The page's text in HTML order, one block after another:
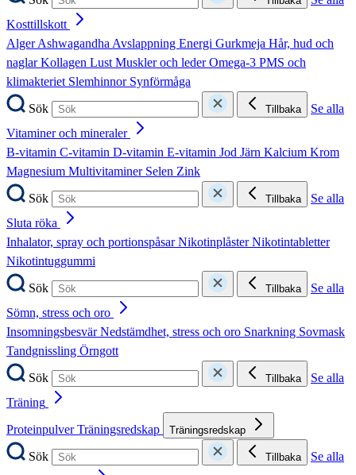
Kosttillskott
AlgerAshwagandhaAvslappning Energi Gurkmeja Hår, hud och
naglarKollagen LustMuskler och lederOmega-3 PMS och
klimakteriet Slemhinnor Synförmåga
Sök
Tillbaka
Se alla
Vitaminer och mineraler
B-vitamin C-vitamin D-vitamin E-vitamin Jod Järn Kalcium Krom
Magnesium Multivitaminer Selen Zink
Sök
Tillbaka
Se alla
Sluta röka
Inhalator, spray och portionspåsarNikotinplåsterNikotintabletter
Nikotintuggummi
Sök
Tillbaka
Se alla
Sömn, stress och oro
InsomningsbesvärNedstämdhet, stress och oro Snarkning Sovmask
Tandgnissling Örngott
Sök
Tillbaka
Se alla
Träning
ProteinpulverTräningsredskap Träningsredskap
Sök Tillbaka
Se alla